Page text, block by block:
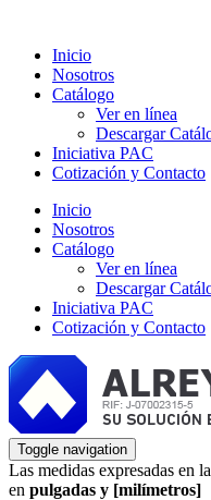
Inicio
Nosotros
Catálogo
Ver en línea
Descargar
Iniciativa PAC
Cotización y Contacto
Inicio
Nosotros
Catálogo
Ver en línea
Descargar
Iniciativa PAC
Cotización y Contacto
Toggle navigation
Las medidas expresadas en
en pulgadas y [milímetros]